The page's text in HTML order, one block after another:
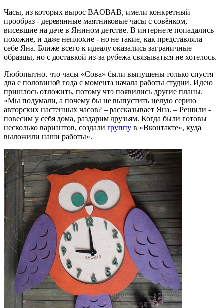
Часы, из которых вырос BAOBAB, имели конкретный
прообраз - деревянные маятниковые часы с совёнком,
висевшие на даче в Янином детстве. В интернете попадались
похожие, и даже неплохие - но не такие, как представляла
себе Яна. Ближе всего к идеалу оказались заграничные
образцы, но с доставкой из-за рубежа связываться не хотелось.
Любопытно, что часы «Сова» были выпущены только спустя
два с половиной года с момента начала работы студии. Идею
пришлось отложить, потому что появились другие планы.
«Мы подумали, а почему бы не выпустить целую серию
авторских настенных часов? – рассказывает Яна. – Решили -
повесим у себя дома, раздарим друзьям. Когда были готовы
несколько вариантов, создали группу в «Вконтакте», куда
выложили наши работы».